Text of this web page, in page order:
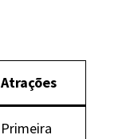
Atrações
Primeira